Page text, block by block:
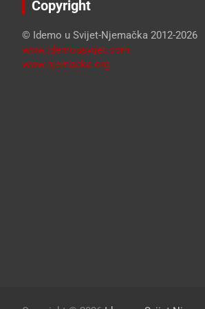
Copyright
© Idemo u Svijet-Njemačka 2012-2026
www.idemousvijet.com
www.njemacka.org